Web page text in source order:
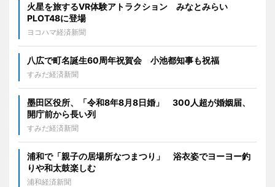
火星を旅するVR体験アトラクション みなとみらい
PLOT48に登場
ヨコハマ経済新聞
八広で町名誕生60周年祝賀会 小池都知事も祝福
すみだ経済新聞
墨田区役所、「令和8年8月8日婚」 300人超が婚姻届、
開庁前から長い列
すみだ経済新聞
浦和で「親子の居場所なつまつり」 浴衣姿でヨーヨー釣
りや和太鼓楽しむ
浦和経済新聞